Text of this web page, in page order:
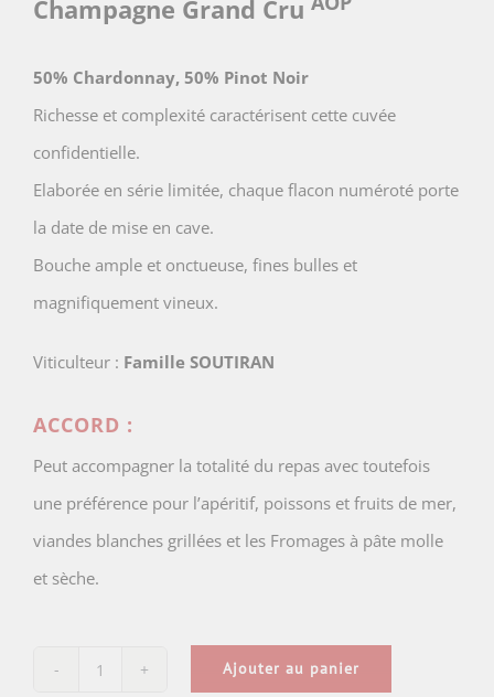
Champagne Grand Cru
50% Chardonnay, 50% Pinot Noir
Richesse et complexité caractérisent cette cuvée
confidentielle.
Elaborée en série limitée, chaque flacon numéroté porte
la date de mise en cave.
Bouche ample et onctueuse, fines bulles et
magnifiquement vineux.
Viticulteur : Famille SOUTIRAN
ACCORD :
Peut accompagner la totalité du repas avec toutefois
une préférence pour l’apéritif, poissons et fruits de mer,
viandes blanches grillées et les Fromages à pâte molle
et sèche.
Ajouter au panier